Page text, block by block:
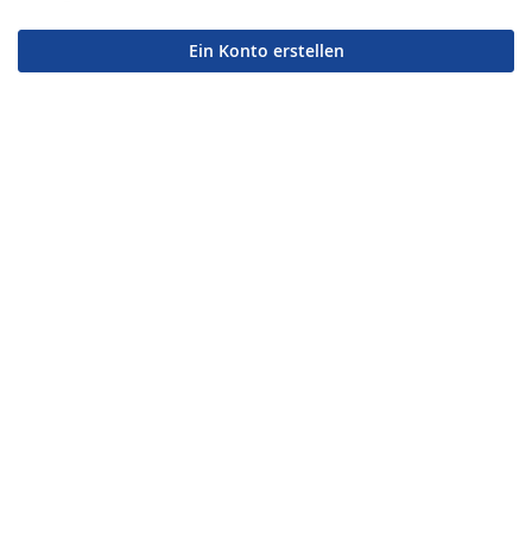
Ein Konto erstellen